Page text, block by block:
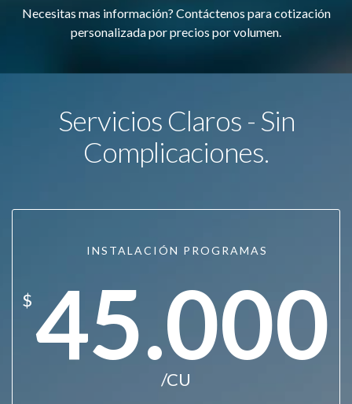
Necesitas mas información? Contáctenos para cotización
personalizada por precios por volumen.
Servicios Claros - Sin
Complicaciones.
INSTALACIÓN PROGRAMAS
$45.000
/CU